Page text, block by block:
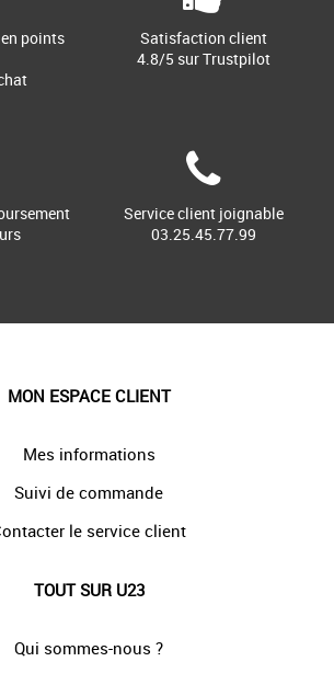
points
Satisfaction client
4.8/5 sur Trustpilot
Service client joignable
03.25.45.77.99
MON ESPACE CLIENT
Mes informations
Suivi de commande
le service client
TOUT SUR U23
Qui sommes-nous ?